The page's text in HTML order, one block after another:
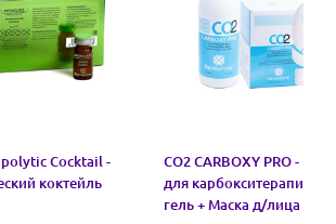
Cocktail -
коктейль
CO2 CARBOXY PRO -
для карбокситерапии:
гель + Маска д/лица 25